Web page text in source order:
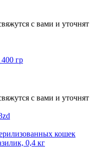
с вами и уточнят
гр
с вами и уточнят
кошек
0,4 кг